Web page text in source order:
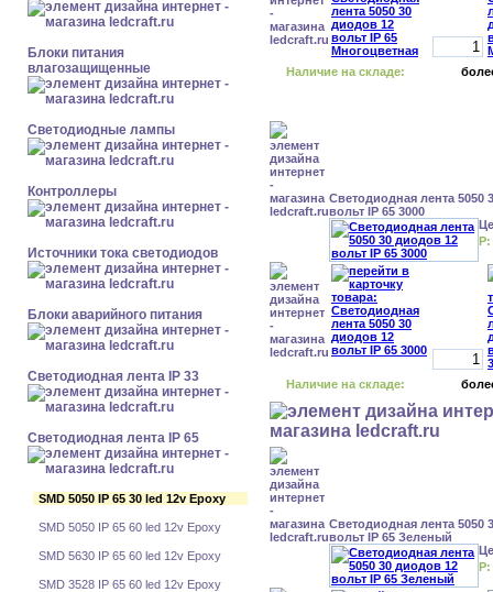
Блоки питания
влагозащищенные
Светодиодные лампы
Контроллеры
Источники тока светодиодов
Блоки аварийного питания
Светодиодная лента IP 33
Светодиодная лента IP 65
SMD 5050 IP 65 30 led 12v Epoxy
SMD 5050 IP 65 60 led 12v Epoxy
SMD 5630 IP 65 60 led 12v Epoxy
SMD 3528 IP 65 60 led 12v Epoxy
Наличие на складе:
Светодиодная лента 5050
вольт IP 65 3000
Р:
Наличие на складе:
Светодиодная лента 5050
вольт IP 65 Зеленый
Р: